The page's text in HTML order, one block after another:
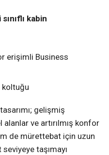
kabin
erişimli Business
koltuğu
gelişmiş
ve artırılmış konfor
de mürettebat için uzun
taşımayı